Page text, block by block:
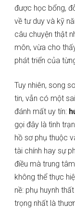
được học bổng,
về tư duy và kỹ
câu chuyện thật
môn, vừa cho
phát triển của
Tuy nhiên, song
tin, vẫn có một
đánh mất uy tín:
gọi đây là tình
hồ sơ phụ thuộc
tài chính hay sự
điều mà trung
không thể thực
nề: phụ huynh
trọng nhất là